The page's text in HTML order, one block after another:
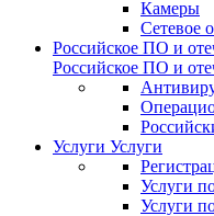
Камеры
Сетевое
Российское ПО и
Российское ПО и
Услуги Услуги
Услуги
Услуги